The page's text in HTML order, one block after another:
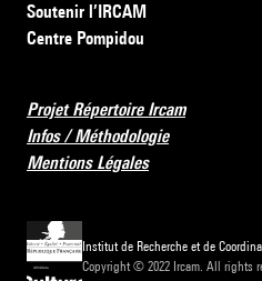
Soutenir l’IRCAM
Centre Pompidou
Projet Répertoire Ircam
Infos / Méthodologie
Mentions Légales
Institut de Recherche et de
Copyright © 2022 Ircam. All rights